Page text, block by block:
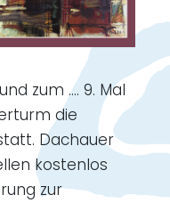
zum .... 9. Mal
die
Dachauer
kostenlos
zur